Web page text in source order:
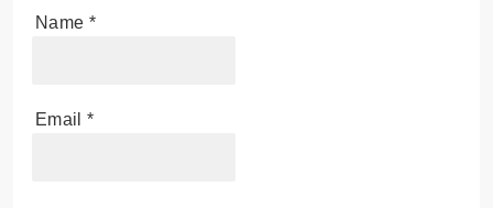
Name *
Email *